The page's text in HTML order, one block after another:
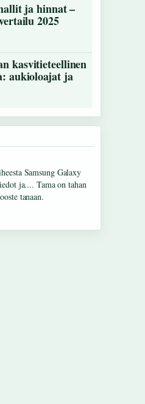
ja hinnat –
2025
kasvitieteellinen
aukioloajat ja
Home Irlanti: myymälät,
lahetysta
savyja.